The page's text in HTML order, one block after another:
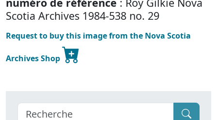
Scotia Archives 1984-538 no. 29
Request to buy this image from the Nova Scotia
Archives Shop